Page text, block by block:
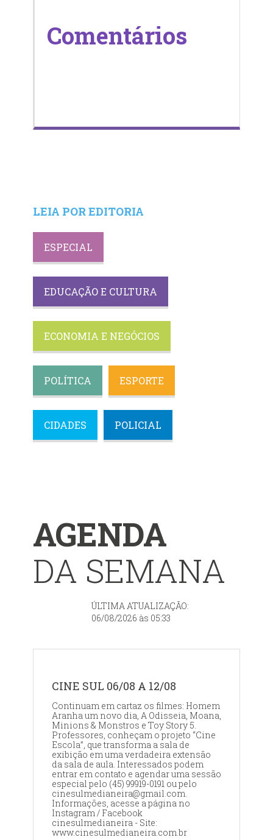
Comentários
LEIA POR EDITORIA
CIDADES POLICIAL
POLÍTICA ESPORTE
ECONOMIA E NEGÓCIOS
EDUCAÇÃO E CULTURA
ESPECIAL
AGENDA
DA SEMANA
ÚLTIMA ATUALIZAÇÃO:
06/08/2026 às 05:33
CINE SUL 06/08 A 12/08
Continuam em cartaz os filmes: Homem
Aranha um novo dia, A Odisseia, Moana,
Minions & Monstros e Toy Story 5.
Professores, conheçam o projeto “Cine
Escola”, que transforma a sala de
exibição em uma verdadeira extensão
da sala de aula. Interessados podem
entrar em contato e agendar uma sessão
especial pelo (45) 99919-0191 ou pelo
cinesulmedianeira@gmail.com.
Informações, acesse a página no
Instagram / Facebook
cinesulmedianeira - Site:
www.cinesulmedianeira.com.br